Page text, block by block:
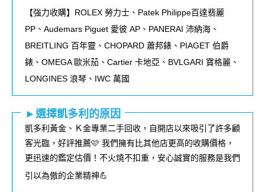
【強力收購】ROLEX 勞力士、 Patek Philippe百達翡麗
PP 、 Audemars Piguet 愛彼 AP 、 PANERAI 沛納海、
BREITLING 百年靈、 CHOPARD 蕭邦錶、 PIAGET 伯爵
錶、 OMEGA歐米茄、 Cartier 卡地亞、 BVLGARI 寶格麗、
LONGINES 浪琴、 IWC 萬國
►選擇凱多利的原因
凱多利黃金、Ｋ金專業二手回收，自開店以來吸引了許多顧
客光臨，好評推薦🩷 我們擁有比其他店更高的收購價格，
更迅速的鑑定估價！不火燒不扣重，安心誠實的服務是我們
引以為傲的企業精神💪